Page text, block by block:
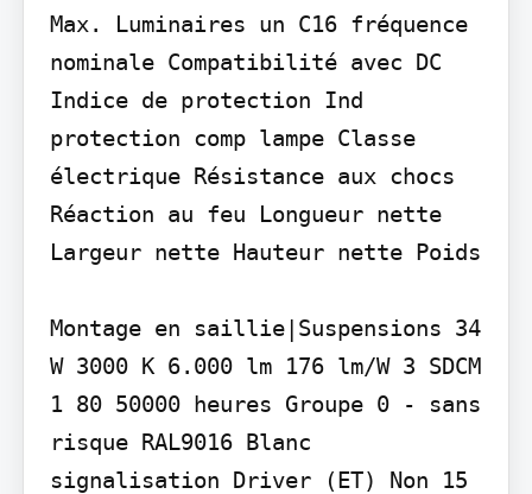
Max. Luminaires un C16 fréquence
nominale Compatibilité avec DC
Indice de protection Ind
protection comp lampe Classe
électrique Résistance aux chocs
Réaction au feu Longueur nette
Largeur nette Hauteur nette Poids
Montage en saillie|Suspensions 34
W 3000 K 6.000 lm 176 lm/W 3 SDCM
1 80 50000 heures Groupe 0 - sans
risque RAL9016 Blanc
signalisation Driver (ET) Non 15